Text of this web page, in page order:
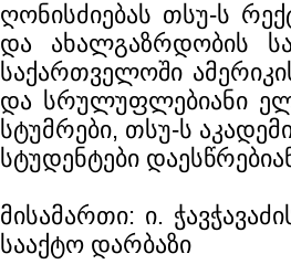
ღონისძიებას თსუ-ს
და ახალგაზრდობის
საქართველოში
და სრულუფლებიანი
სტუმრები, თსუ-ს
სტუდენტები
მისამართი: ი.
სააქტო დარბაზი